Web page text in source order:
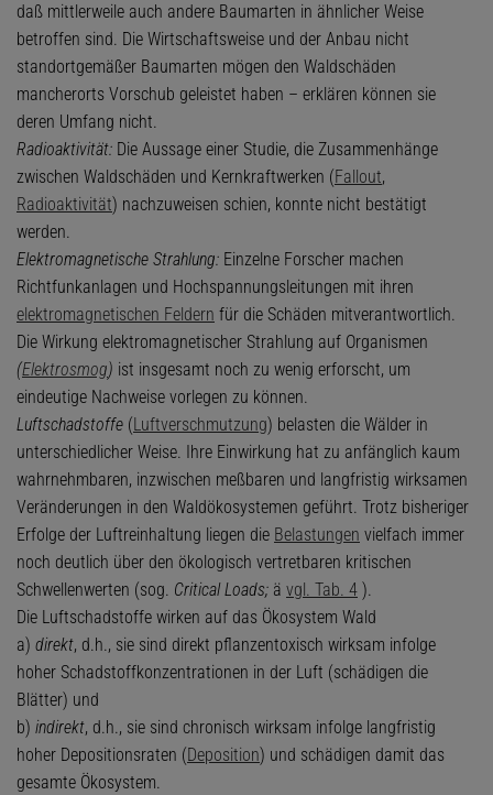
daß mittlerweile auch andere Baumarten in ähnlicher Weise
betroffen sind. Die Wirtschaftsweise und der Anbau nicht
standortgemäßer Baumarten mögen den Waldschäden
mancherorts Vorschub geleistet haben – erklären können sie
deren Umfang nicht.
Radioaktivität: Die Aussage einer Studie, die Zusammenhänge
zwischen Waldschäden und Kernkraftwerken (Fallout,
Radioaktivität) nachzuweisen schien, konnte nicht bestätigt
werden.
Elektromagnetische Strahlung: Einzelne Forscher machen
Richtfunkanlagen und Hochspannungsleitungen mit ihren
elektromagnetischen Feldern für die Schäden mitverantwortlich.
Die Wirkung elektromagnetischer Strahlung auf Organismen
(Elektrosmog) ist insgesamt noch zu wenig erforscht, um
eindeutige Nachweise vorlegen zu können.
Luftschadstoffe (Luftverschmutzung) belasten die Wälder in
unterschiedlicher Weise. Ihre Einwirkung hat zu anfänglich kaum
wahrnehmbaren, inzwischen meßbaren und langfristig wirksamen
Veränderungen in den Waldökosystemen geführt. Trotz bisheriger
Erfolge der Luftreinhaltung liegen die Belastungen vielfach immer
noch deutlich über den ökologisch vertretbaren kritischen
Schwellenwerten (sog. Critical Loads; ä vgl. Tab. 4 ).
Die Luftschadstoffe wirken auf das Ökosystem Wald
a) direkt, d.h., sie sind direkt pflanzentoxisch wirksam infolge
hoher Schadstoffkonzentrationen in der Luft (schädigen die
Blätter) und
b) indirekt, d.h., sie sind chronisch wirksam infolge langfristig
hoher Depositionsraten (Deposition) und schädigen damit das
gesamte Ökosystem.